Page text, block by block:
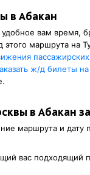
в Абакан
удобное вам время,
маршрута на
ж/д билеты
в Абакан
маршрута и дату
вас подходящий